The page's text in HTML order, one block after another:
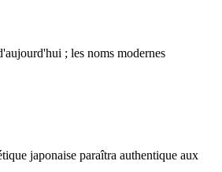
; les noms modernes
japonaise paraîtra authentique aux